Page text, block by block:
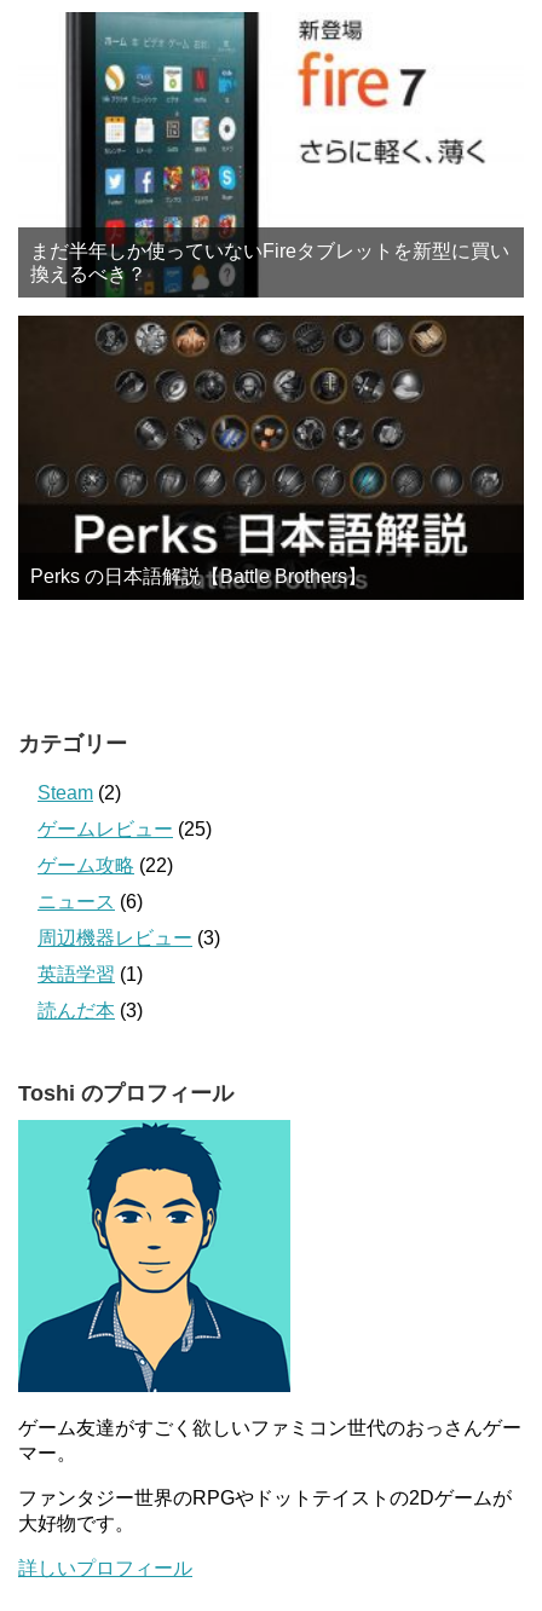
まだ半年しか使っていないFireタブレットを新型に買い
換えるべき？
Perks の日本語解説【Battle Brothers】
カテゴリー
Steam (2)
ゲームレビュー (25)
ゲーム攻略 (22)
ニュース (6)
周辺機器レビュー (3)
英語学習 (1)
読んだ本 (3)
Toshi のプロフィール
ゲーム友達がすごく欲しいファミコン世代のおっさんゲー
マー。
ファンタジー世界のRPGやドットテイストの2Dゲームが
大好物です。
詳しいプロフィール